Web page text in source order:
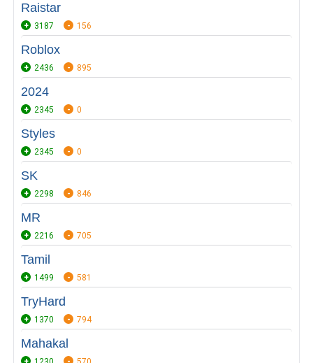
Raistar
3187 156
Roblox
2436 895
2024
2345 0
Styles
2345 0
SK
2298 846
MR
2216 705
Tamil
1499 581
TryHard
1370 794
Mahakal